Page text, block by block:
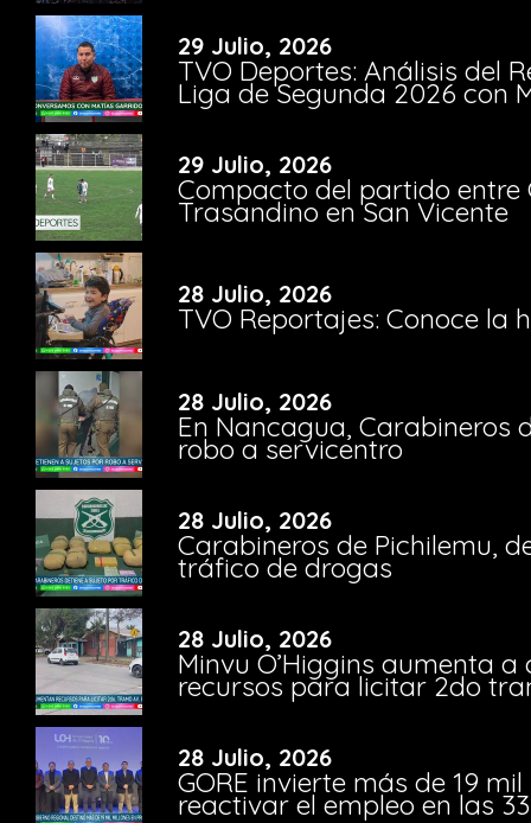
29 Julio, 2026
TVO Deportes: Análisis del
Liga de Segunda 2026 con
29 Julio, 2026
Compacto del partido entre
Trasandino en San Vicente
28 Julio, 2026
TVO Reportajes: Conoce la
28 Julio, 2026
En Nancagua, Carabineros
robo a servicentro
28 Julio, 2026
Carabineros de Pichilemu,
tráfico de drogas
28 Julio, 2026
Minvu O’Higgins aumenta a
recursos para licitar 2do
28 Julio, 2026
GORE invierte más de 19
reactivar el empleo en las